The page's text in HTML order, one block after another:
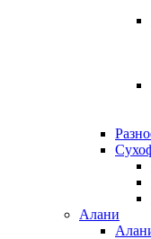
Алани